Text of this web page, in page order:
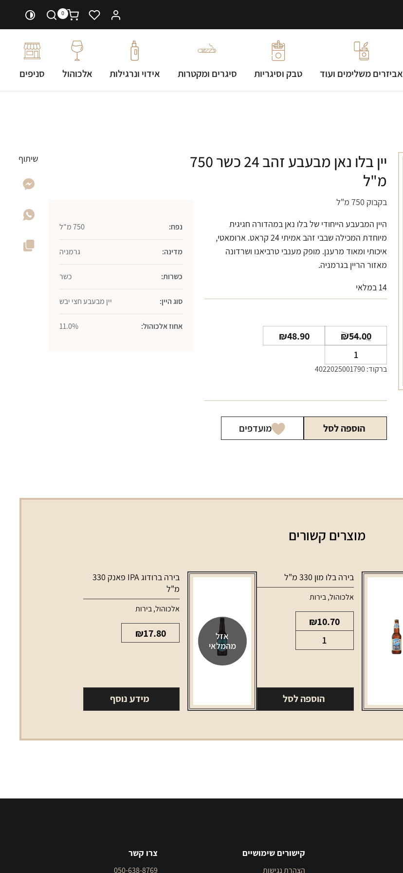
0
אביזרים משלימים ועוד טבק וסיגריות סיגרים ומקטרות אידוי ונרגילות אלכוהול סניפים
יין בלו נאן מבעבע זהב 24 כשר 750
מ"ל
בקבוק 750 מ"ל
היין המבעבע הייחודי של בלו נאן במהדורה חגיגית
מיוחדת המכילה שבבי זהב אמיתי 24 קראט. ארומאטי,
איכותי ומאוד מרענן. מופק מענבי טרביאנו ושרדונה
מאזור הריין בגרמניה.
14 במלאי
₪54.00המחיר
המקורי
₪54.00.
₪48.90
המחיר
הנוכחי
₪48.90.
של
מבעבע
ברקוד: 4022025001790
הוספה לסל מועדפים
נפח: 750 מ"ל
מדינה: גרמניה
כשרות: כשר
סוג היין: יין מבעבע חצי יבש
אחוז אלכוהול: 11.0%
שיתוף
מוצרים קשורים
בירה בלו מון 330 מ"ל
אלכוהול,בירות
₪10.70
של
מון
הוספה לסל
אזל
מהמלאי
בירה ברודוג IPA פאנק 330
מ"ל
אלכוהול,בירות
₪17.80
מידע נוסף
קישורים שימושיים
הצהרת נגישות
צרו קשר
050-638-8769